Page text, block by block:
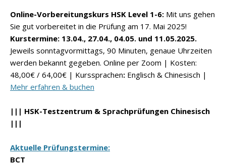
Online-Vorbereitungskurs HSK Level 1-6: Mit uns gehen
Sie gut vorbereitet in die Prüfung am 17. Mai 2025!
Kurstermine: 13.04., 27.04., 04.05. und 11.05.2025.
Jeweils sonntagvormittags, 90 Minuten, genaue Uhrzeiten
werden bekannt gegeben. Online per Zoom | Kosten:
48,00€ / 64,00€ | Kurssprachen: Englisch & Chinesisch |
Mehr erfahren & buchen
||| HSK-Testzentrum & Sprachprüfungen Chinesisch
|||
Aktuelle Prüfungstermine:
BCT